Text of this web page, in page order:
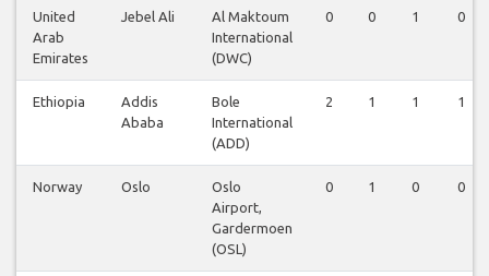
United
Arab
Emirates
Jebel Ali
Al Maktoum
International
(DWC)
0 0 1 0
Ethiopia
Addis
Ababa
Bole
International
(ADD)
2 1 1 1
Norway Oslo
Oslo
Airport,
Gardermoen
(OSL)
0 1 0 0